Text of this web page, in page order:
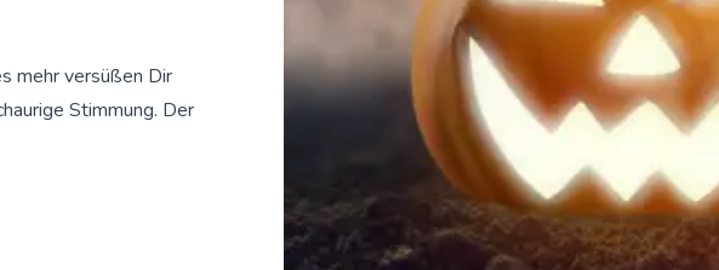
mehr versüßen Dir
Stimmung. Der